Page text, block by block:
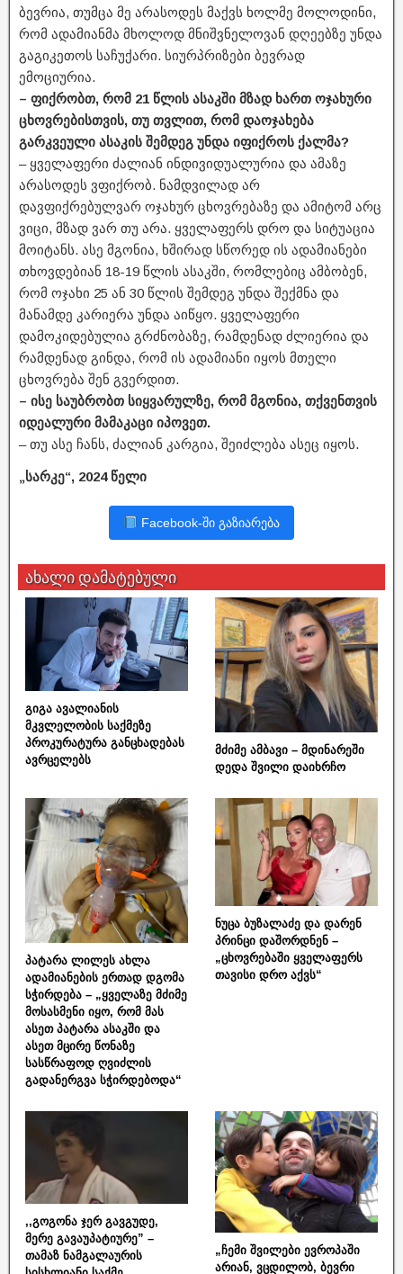
ბევრია, თუმცა მე არასოდეს მაქვს ხოლმე მოლოდინი,
რომ ადამიანმა მხოლოდ მნიშვნელოვან დღეებზე უნდა
გაგიკეთოს საჩუქარი. სიურპრიზები ბევრად
ემოციურია.
– ფიქრობთ, რომ 21 წლის ასაკში მზად ხართ ოჯახური
ცხოვრებისთვის, თუ თვლით, რომ დაოჯახება
გარკვეული ასაკის შემდეგ უნდა იფიქროს ქალმა?
– ყველაფერი ძალიან ინდივიდუალურია და ამაზე
არასოდეს ვფიქრობ. ნამდვილად არ
დავფიქრებულვარ ოჯახურ ცხოვრებაზე და ამიტომ არც
ვიცი, მზად ვარ თუ არა. ყველაფერს დრო და სიტუაცია
მოიტანს. ასე მგონია, ხშირად სწორედ ის ადამიანები
თხოვდებიან 18-19 წლის ასაკში, რომლებიც ამბობენ,
რომ ოჯახი 25 ან 30 წლის შემდეგ უნდა შექმნა და
მანამდე კარიერა უნდა აიწყო. ყველაფერი
დამოკიდებულია გრძნობაზე, რამდენად ძლიერია და
რამდენად გინდა, რომ ის ადამიანი იყოს მთელი
ცხოვრება შენ გვერდით.
– ისე საუბრობთ სიყვარულზე, რომ მგონია, თქვენთვის
იდეალური მამაკაცი იპოვეთ.
– თუ ასე ჩანს, ძალიან კარგია, შეიძლება ასეც იყოს.
„სარკე“, 2024 წელი
Facebook-ში გაზიარება
ახალი დამატებული
გიგა ავალიანის
მკვლელობის საქმეზე
პროკურატურა განცხადებას
ავრცელებს
მძიმე ამბავი – მდინარეში
დედა შვილი დაიხრჩო
პატარა ლილეს ახლა
ადამიანების ერთად დგომა
სჭირდება – „ყველაზე მძიმე
მოსასმენი იყო, რომ მას
ასეთ პატარა ასაკში და
ასეთ მცირე წონაზე
სასწრაფოდ ღვიძლის
გადანერგვა სჭირდებოდა“
ნუცა ბუზალაძე და დარენ
პრინცი დაშორდნენ –
„ცხოვრებაში ყველაფერს
თავისი დრო აქვს“
,,გოგონა ჯერ გავგუდე,
მერე გავაუპატიურე” –
თამაზ ნამგალაურის
„ჩემი შვილები ევროპაში
არიან, ვცდილობ, ბევრი